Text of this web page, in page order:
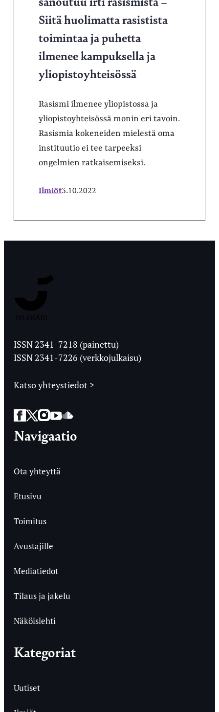
Siitä huolimatta rasistista
toimintaa ja puhetta
ilmenee kampuksella ja
yliopistoyhteisössä
Rasismi ilmenee yliopistossa ja
yliopistoyhteisössä monin eri tavoin.
Rasismia kokeneiden mielestä oma
instituutio ei tee tarpeeksi
ongelmien ratkaisemiseksi.
Ilmiöt3.10.2022
Ylioppilaslehti
ISSN 2341-7218 (painettu)
ISSN 2341-7226 (verkkojulkaisu)
Katso yhteystiedot >
Facebook
Twitter
Instagram
YouTube
SoundCloud
Navigaatio
Ota yhteyttä
Etusivu
Toimitus
Avustajille
Mediatiedot
Tilaus ja jakelu
Näköislehti
Kategoriat
Uutiset